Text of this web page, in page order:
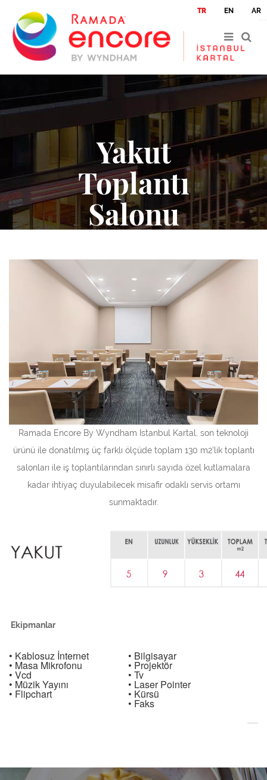
TR EN AR
Yakut
Toplantı
Salonu
Ramada Encore By Wyndham Istanbul Kartal, son teknoloji
ürünü ile donatılmış üç farklı ölçüde toplam 130 m2'lik toplantı
salonları ile iş toplantılarından sınırlı sayıda özel kutlamalara
kadar ihtiyaç duyulabilecek misafir odaklı servis ortamı
sunmaktadır.
Ekipmanlar
• Kablosuz İnternet
• Masa Mikrofonu
• Vcd
• Müzik Yayını
• Flipchart
• Bilgisayar
• Projektör
• Tv
• Laser Pointer
• Kürsü
• Faks